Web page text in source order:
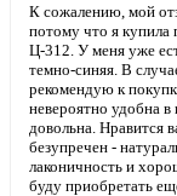
К сожалению, мой
потому что я купила
Ц-312. У меня уже
темно-синяя. В
рекомендую к
невероятно удобна в
довольна. Нравится
безупречен -
лаконичность и
буду приобретать